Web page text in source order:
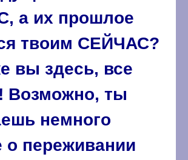
а их прошлое
твоим СЕЙЧАС?
вы здесь, все
Возможно, ты
немного
о переживании